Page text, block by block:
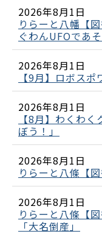
2026年8月1日
りらーと八幡【
ぐわんUFOであそ
2026年8月1日
【9月】ロボス
2026年8月1日
【8月】わくわ
ぼう！」
2026年8月1日
りらーと八條【
2026年8月1日
りらーと八條【
「大名倒産」